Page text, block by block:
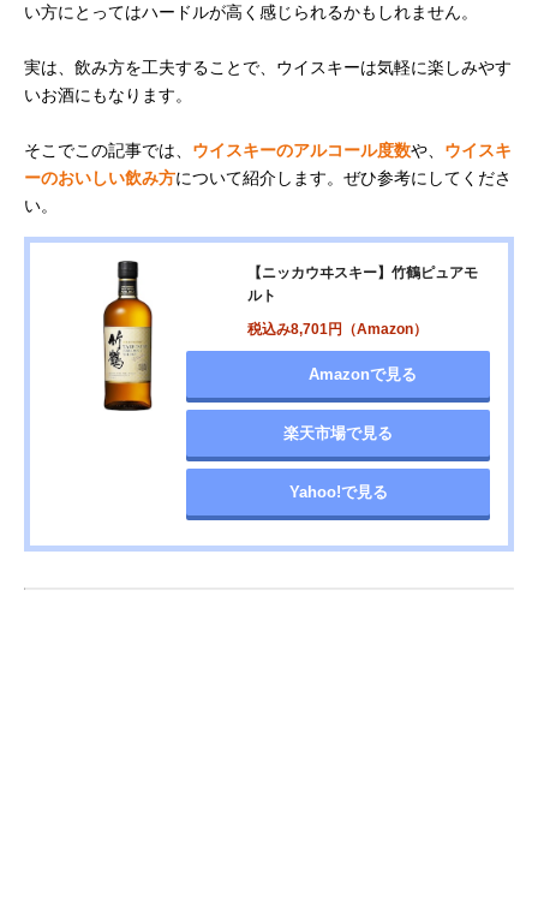
い方にとってはハードルが高く感じられるかもしれません。
実は、飲み方を工夫することで、ウイスキーは気軽に楽しみやす
いお酒にもなります。
そこでこの記事では、 ウイスキーのアルコール度数や、 ウイスキ
ーのおいしい飲み方について紹介します。ぜひ参考にしてくださ
い。
【ニッカウヰスキー】竹鶴ピュアモ
ルト
税込み8,701円（Amazon）
Amazonで見る
楽天市場で見る
Yahoo!で見る